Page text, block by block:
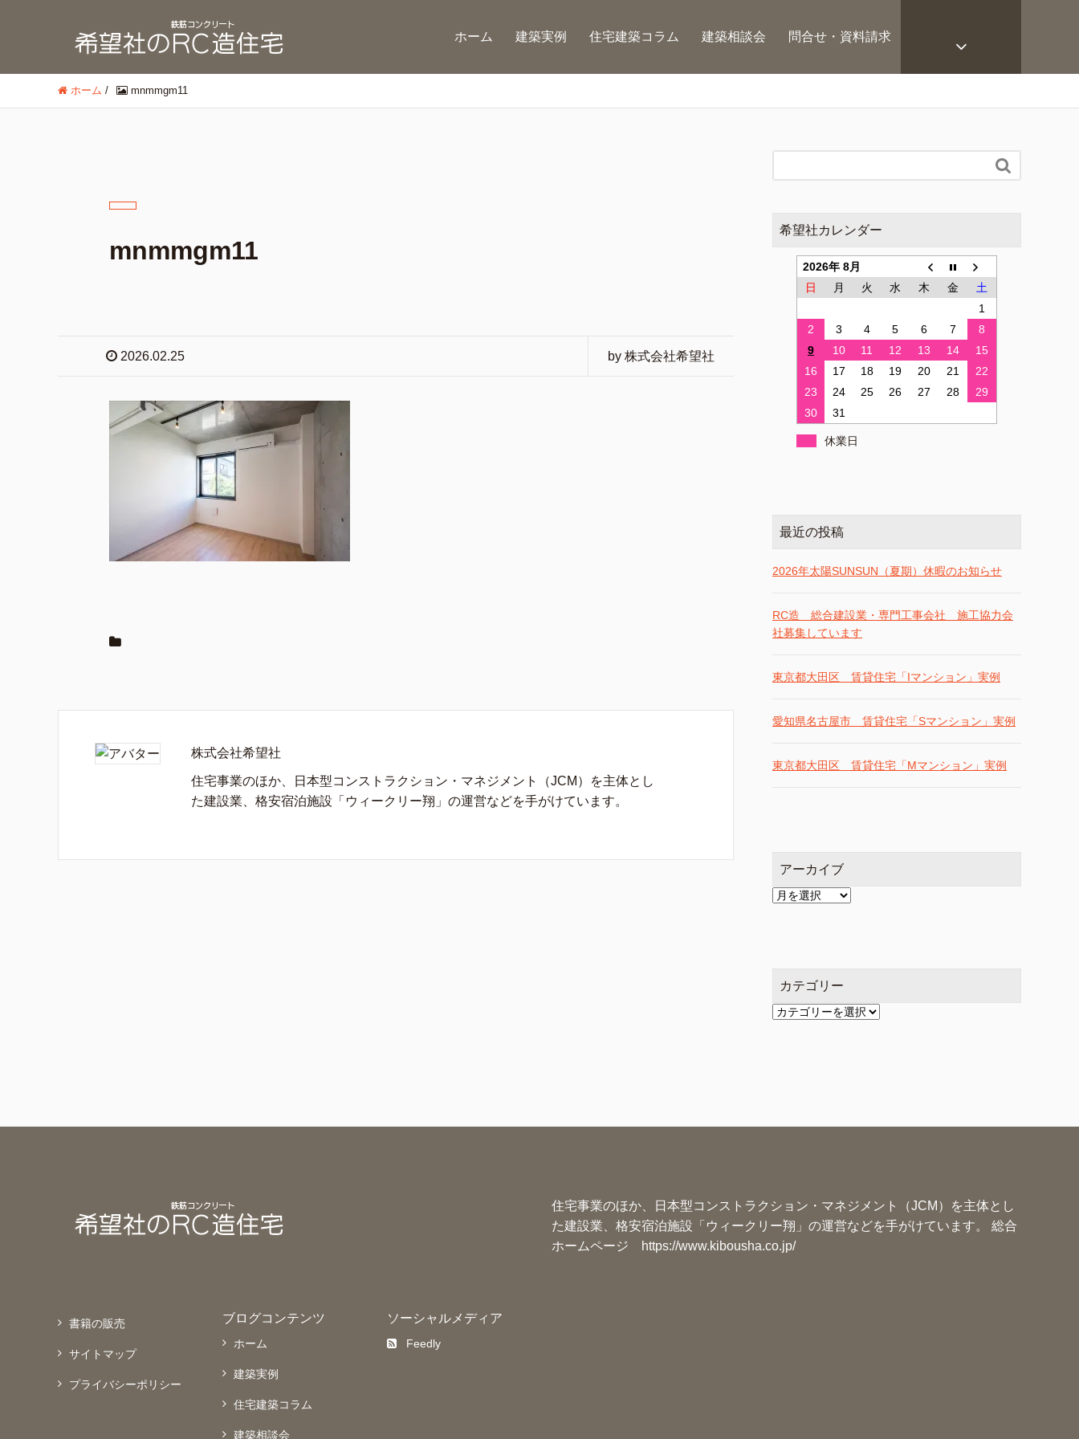
ホーム 建築実例 住宅建築コラム 建築相談会 問合せ・資料請求
ホーム / mnmmgm11
mnmmgm11
2026.02.25 by 株式会社希望社
株式会社希望社
住宅事業のほか、日本型コンストラクション・マネジメント（JCM）を主体とし
た建設業、格安宿泊施設「ウィークリー翔」の運営などを手がけています。

希望社カレンダー
2026年 8月
日
月 火 水 木 金
土
1
2
3 4 5 6 7
8
9
10 11 12 13 14
15
16
17 18 19 20 21
22
23
24 25 26 27 28
29
30
31
休業日
最近の投稿
2026年太陽SUNSUN（夏期）休暇のお知らせ
RC造 総合建設業・専門工事会社 施工協力会
社募集しています
東京都大田区 賃貸住宅「Iマンション」実例
愛知県名古屋市 賃貸住宅「Sマンション」実例
東京都大田区 賃貸住宅「Mマンション」実例
アーカイブ
ア
カテゴリー
カ
住宅事業のほか、日本型コンストラクション・マネジメント（JCM）を主体とし
た建設業、格安宿泊施設「ウィークリー翔」の運営などを手がけています。 総合
ホームページ
https://www.kibousha.co.jp/
書籍の販売
サイトマップ
プライバシーポリシー
ブログコンテンツ
ホーム
建築実例
住宅建築コラム
建築相談会
ソーシャルメディア
Feedly